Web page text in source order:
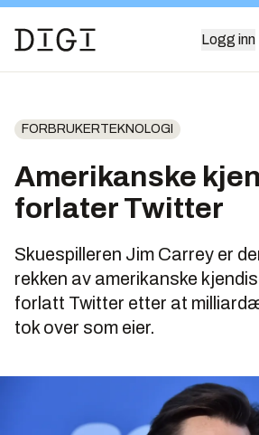
Logg inn
FORBRUKERTEKNOLOGI
Amerikanske
forlater Twitter
Skuespilleren Jim Carrey er
rekken av amerikanske
forlatt Twitter etter at
tok over som eier.